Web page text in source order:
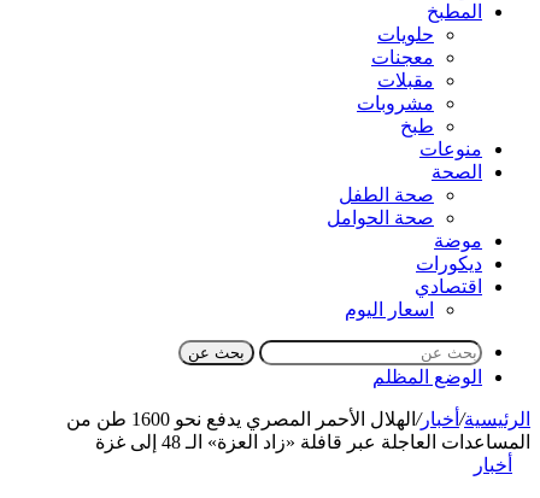
المطبخ
حلويات
معجنات
مقبلات
مشروبات
طبخ
منوعات
الصحة
صحة الطفل
صحة الحوامل
موضة
ديكورات
اقتصادي
اسعار اليوم
بحث عن
الوضع المظلم
الرئيسية/ أخبار/
الهلال الأحمر المصري يدفع نحو 1600 طن من
المساعدات العاجلة عبر قافلة «زاد العزة» الـ 48 إلى غزة
أخبار